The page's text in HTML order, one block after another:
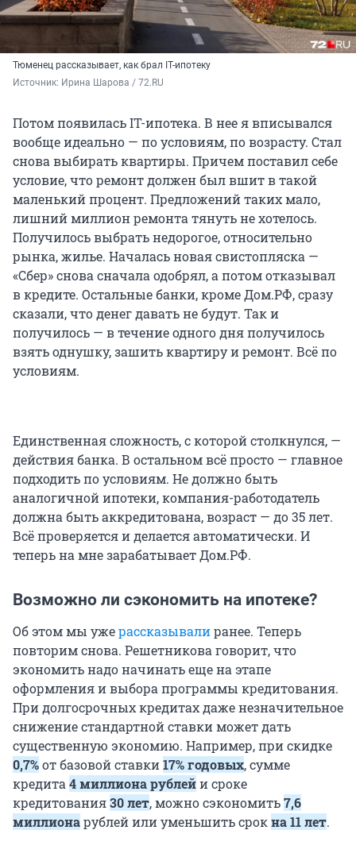
Тюменец рассказывает, как брал IT-ипотеку
Источник: Ирина Шарова / 72.RU
Потом появилась IT-ипотека. В нее я вписывался
вообще идеально — по условиям, по возрасту. Стал
снова выбирать квартиры. Причем поставил себе
условие, что ремонт должен был вшит в такой
маленький процент. Предложений таких мало,
лишний миллион ремонта тянуть не хотелось.
Получилось выбрать недорогое, относительно
рынка, жилье. Началась новая свистопляска —
«Сбер» снова сначала одобрял, а потом отказывал
в кредите. Остальные банки, кроме Дом.РФ, сразу
сказали, что денег давать не будут. Так и
получилось — в течение одного дня получилось
взять однушку, зашить квартиру и ремонт. Всё по
условиям.
Единственная сложность, с которой столкнулся, —
действия банка. В остальном всё просто — главное
подходить по условиям. Не должно быть
аналогичной ипотеки, компания-работодатель
должна быть аккредитована, возраст — до 35 лет.
Всё проверяется и делается автоматически. И
теперь на мне зарабатывает Дом.РФ.
Возможно ли сэкономить на ипотеке?
Об этом мы ужерассказывалиранее. Теперь
повторим снова. Решетникова говорит, что
экономить надо начинать еще на этапе
оформления и выбора программы кредитования.
При долгосрочных кредитах даже незначительное
снижение стандартной ставки может дать
существенную экономию. Например, при скидке
0,7%от базовой ставки17% годовых, сумме
кредита 4 миллиона рублейи сроке
кредитования30 лет, можно сэкономить7,6
миллионарублей или уменьшить срокна 11 лет.